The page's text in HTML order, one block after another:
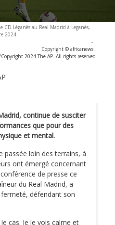
Léganès au Real Madrid à Leganès,
2024.
-
Copyright © africanews
2024 The AP. All rights reserved
continue de susciter
que pour des
et mental.
passée loin des terrains, à
ont émergé concernant
de presse ce
du Real Madrid, a
défendant son
cas. Je le vois calme et